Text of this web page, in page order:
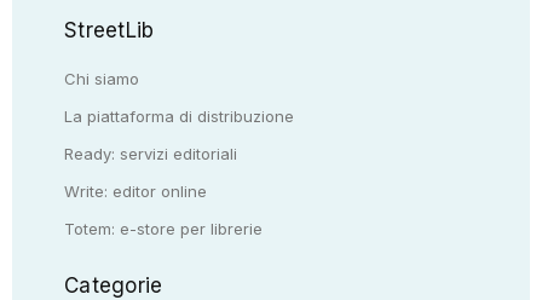
StreetLib
Chi siamo
La piattaforma di distribuzione
Ready: servizi editoriali
Write: editor online
Totem: e-store per librerie
Categorie